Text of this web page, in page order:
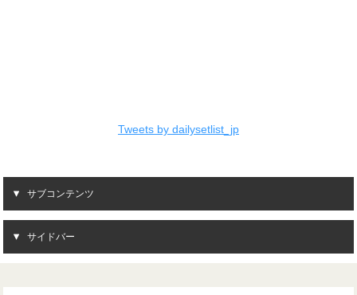
Tweets by dailysetlist_jp
サブコンテンツ
サイドバー